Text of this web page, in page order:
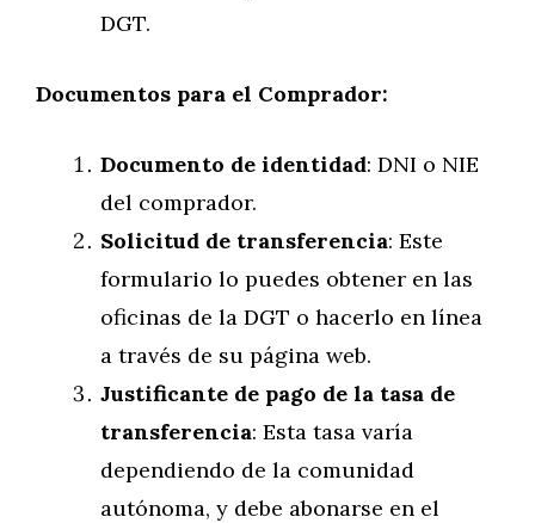
DGT.
Documentos para el Comprador:
Documento de identidad: DNI o NIE
del comprador.
Solicitud de transferencia: Este
formulario lo puedes obtener en las
oficinas de la DGT o hacerlo en línea
a través de su página web.
Justificante de pago de la tasa de
transferencia: Esta tasa varía
dependiendo de la comunidad
autónoma, y debe abonarse en el